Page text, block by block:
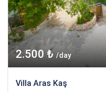
2.500 ₺/day
Villa Aras Kaş